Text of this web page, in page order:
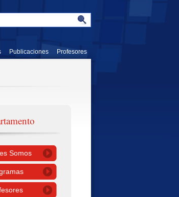
Publicaciones Profesores
Somos